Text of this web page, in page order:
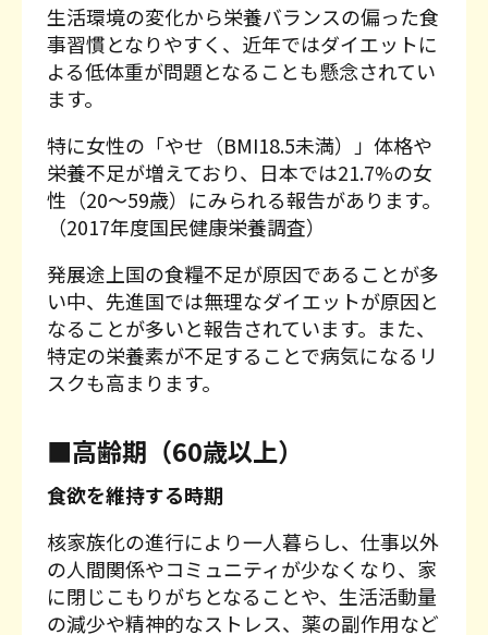
生活環境の変化から栄養バランスの偏った食
事習慣となりやすく、近年ではダイエットに
よる低体重が問題となることも懸念されてい
ます。
特に女性の「やせ（BMI18.5未満）」体格や
栄養不足が増えており、日本では21.7%の女
性（20〜59歳）にみられる報告があります。
（2017年度国民健康栄養調査）
発展途上国の食糧不足が原因であることが多
い中、先進国では無理なダイエットが原因と
なることが多いと報告されています。また、
特定の栄養素が不足することで病気になるリ
スクも高まります。
■高齢期（60歳以上）
食欲を維持する時期
核家族化の進行により一人暮らし、仕事以外
の人間関係やコミュニティが少なくなり、家
に閉じこもりがちとなることや、生活活動量
の減少や精神的なストレス、薬の副作用など